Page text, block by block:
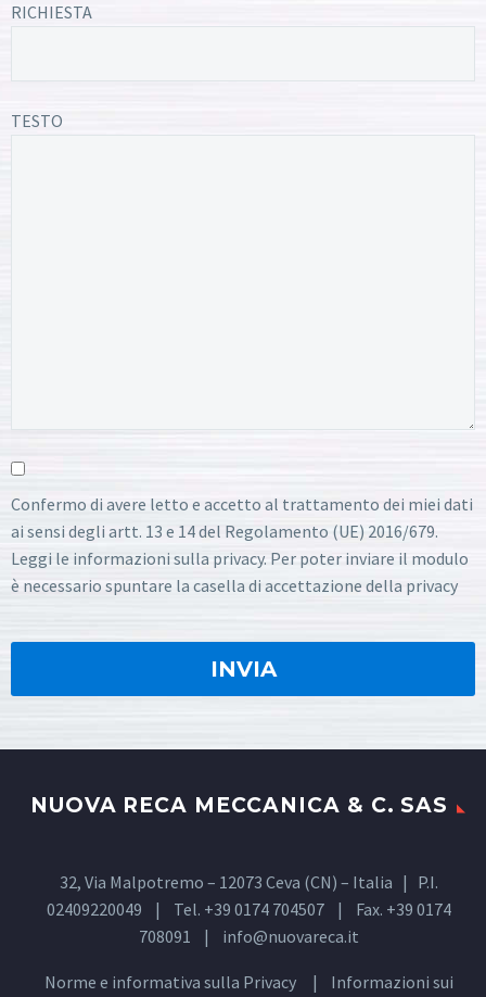
RICHIESTA
TESTO
Confermo di avere letto e accetto al trattamento dei miei dati
ai sensi degli artt. 13 e 14 del Regolamento (UE) 2016/679.
Leggi le informazioni sulla privacy. Per poter inviare il modulo
è necessario spuntare la casella di accettazione della privacy
NUOVA RECA MECCANICA & C. SAS
32, Via Malpotremo – 12073 Ceva (CN) – Italia | P.I.
02409220049 | Tel. +39 0174 704507 | Fax. +39 0174
708091 | info@nuovareca.it
Norme e informativa sulla Privacy| Informazioni sui